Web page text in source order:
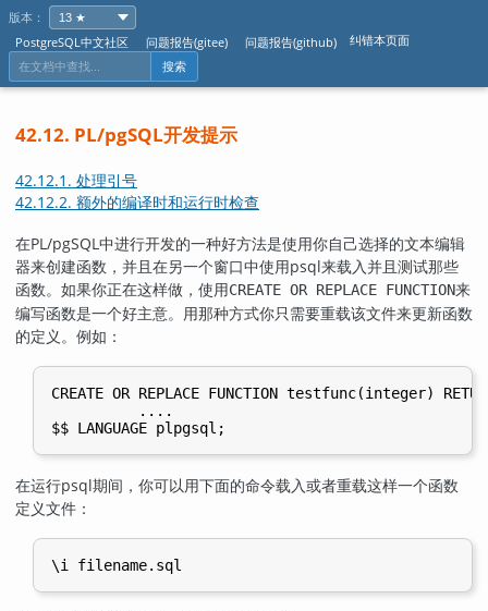
版本：
PostgreSQL中文社区
问题报告(gitee) 问题报告(github) 纠错本页面
搜索
42.12. PL/pgSQL开发提示
42.12.1. 处理引号
42.12.2. 额外的编译时和运行时检查
在PL/pgSQL中进行开发的一种好方法是使用你自己选择的文本编辑
器来创建函数，并且在另一个窗口中使用psql来载入并且测试那些
函数。如果你正在这样做，使用CREATE OR REPLACE FUNCTION来
编写函数是一个好主意。用那种方式你只需要重载该文件来更新函数
的定义。例如：
CREATE OR REPLACE FUNCTION testfunc(integer)
          ....
在运行psql期间，你可以用下面的命令载入或者重载这样一个函数
定义文件：